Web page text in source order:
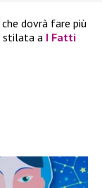
dovrà fare più
stilata a I Fatti